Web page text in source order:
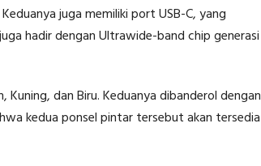
juga memiliki port USB-C, yang
hadir dengan Ultrawide-band chip generasi
Kuning, dan Biru. Keduanya dibanderol dengan
kedua ponsel pintar tersebut akan tersedia